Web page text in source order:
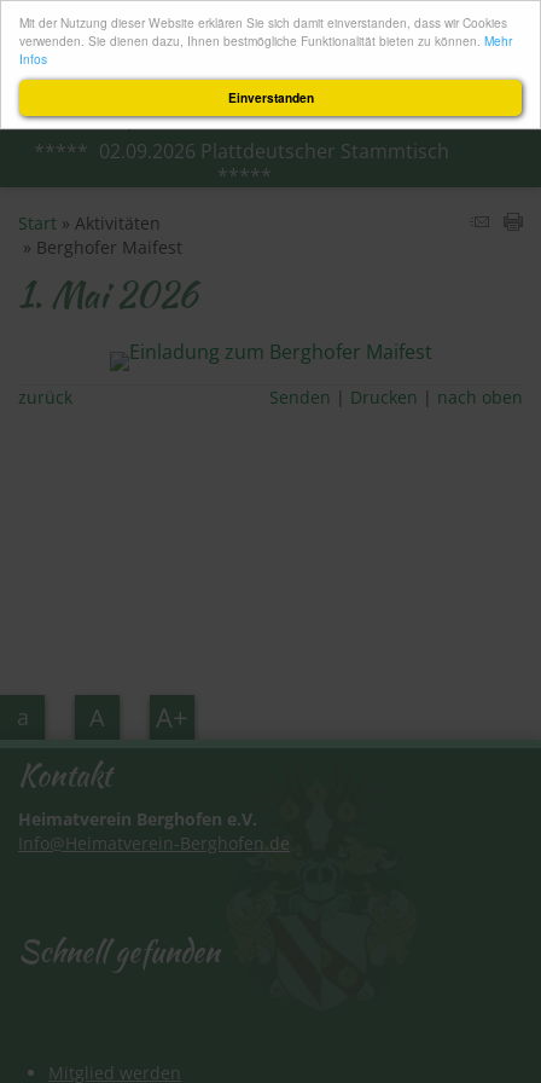
Mit der Nutzung dieser Website erklären Sie sich damit einverstanden, dass wir Cookies
verwenden. Sie dienen dazu, Ihnen bestmögliche Funktionalität bieten zu können. Mehr
Infos
Einverstanden
02.​09.​2026 Plattdeutscher Stammtisch
Start
Aktivitäten
Berghofer Maifest
1. Mai 2026
zurück Senden Drucken nach oben
a A A+
Kontakt
Heimatverein Berghofen e.V.
Info@Heimatverein-Berghofen.de
Schnell gefunden
Mitglied werden